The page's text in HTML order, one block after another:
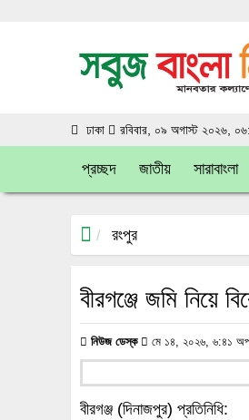
ঢাকা রবিবার, ০৯ অগাস্ট ২০২৬,
প্রচ্ছদ জাতীয় সারাবাংলা
রংপুর
বীরগঞ্জে জমি নিয়ে
নিউজ ডেস্ক মে ১৪, ২০২৬, ৬:৪১
বীরগঞ্জ (দিনাজপুর) প্রতিনিধি: